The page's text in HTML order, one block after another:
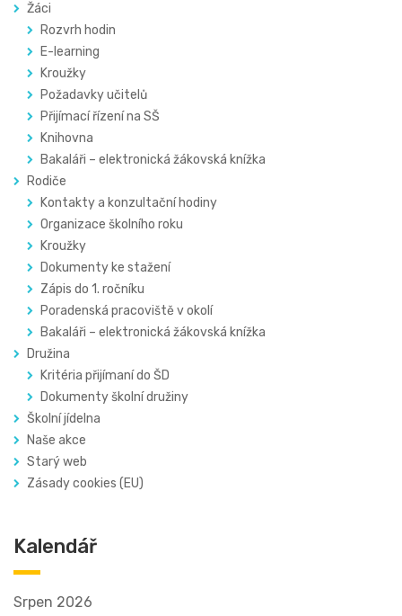
Žáci
Rozvrh hodin
E-learning
Kroužky
Požadavky učitelů
Přijímací řízení na SŠ
Knihovna
Bakaláři – elektronická žákovská knížka
Rodiče
Kontakty a konzultační hodiny
Organizace školního roku
Kroužky
Dokumenty ke stažení
Zápis do 1. ročníku
Poradenská pracoviště v okolí
Bakaláři – elektronická žákovská knížka
Družina
Kritéria přijímaní do ŠD
Dokumenty školní družiny
Školní jídelna
Naše akce
Starý web
Zásady cookies (EU)
Kalendář
Srpen 2026